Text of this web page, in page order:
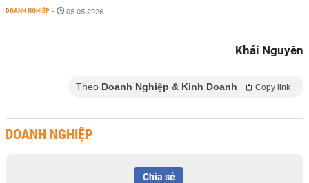
DOANH NGHIỆP - 05-05-2026
Khải Nguyên
Theo Doanh Nghiệp & Kinh Doanh Copy link
DOANH NGHIỆP
Chia sẻ